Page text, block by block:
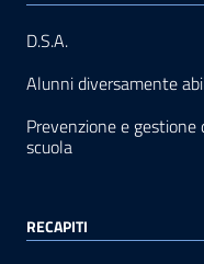
D.S.A.
Alunni diversamente
Prevenzione e
scuola
RECAPITI